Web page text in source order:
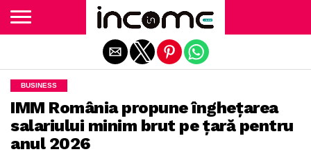
BUSINESS
IMM România propune înghețarea
salariului minim brut pe țară pentru
anul 2026
Exit mobile version